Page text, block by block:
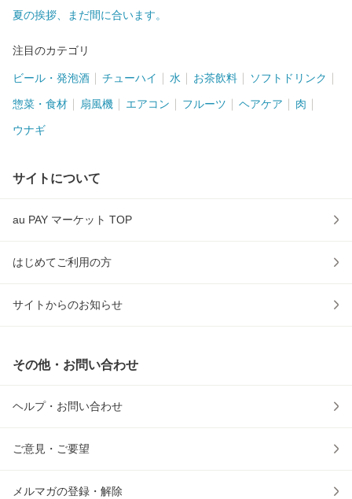
夏の挨拶、まだ間に合います。
注目のカテゴリ
ビール・発泡酒 チューハイ 水 お茶飲料 ソフトドリンク
惣菜・食材 扇風機 エアコン フルーツ ヘアケア 肉
ウナギ
サイトについて
au PAY マーケット TOP
はじめてご利用の方
サイトからのお知らせ
その他・お問い合わせ
ヘルプ・お問い合わせ
ご意見・ご要望
メルマガの登録・解除